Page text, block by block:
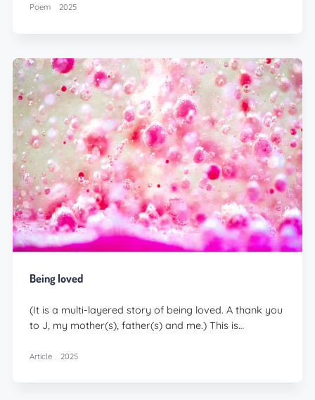
Poem 2025
Being loved
(It is a multi-layered story of being loved. A thank you
to J, my mother(s), father(s) and me.) This is…
Article 2025